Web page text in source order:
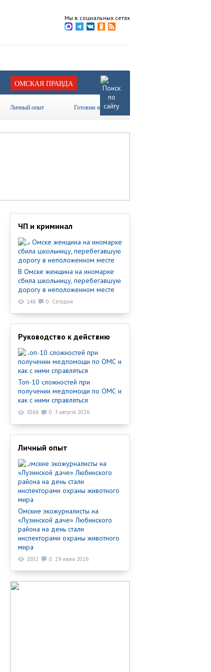
Мы в социальных сетях
ОМСКАЯ ПРАВДА
Личный опыт Готовим вместе
ЧП и криминал
В Омске женщина на иномарке
сбила школьницу, перебегавшую
дорогу в неположенном месте
148 0 Сегодня
Руководство к действию
Топ-10 сложностей при
получении медпомощи по ОМС и
как с ними справляться
1066 0 3 августа 2026
Личный опыт
Омские экожурналисты на
«Лузинской даче» Любинского
района на день стали
инспекторами охраны животного
мира
2002 0 29 июля 2026